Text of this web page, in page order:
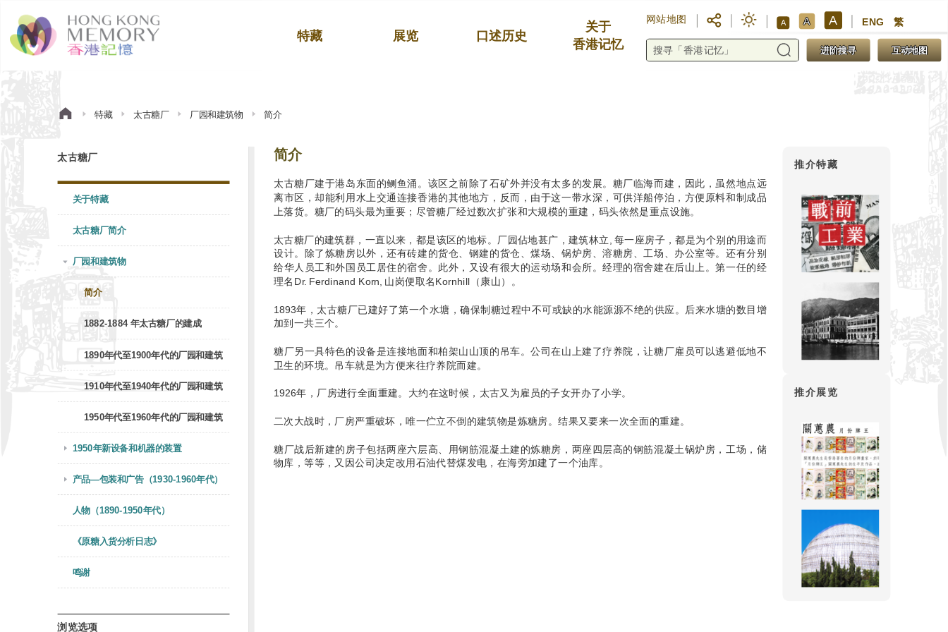
特藏 展览 口述历史
关于
香港记忆
网站地图 A A A ENG 繁
进阶搜寻 互动地图
特藏 太古糖厂 厂园和建筑物 简介
太古糖厂
关于特藏
太古糖厂简介
厂园和建筑物
简介
1882-1884 年太古糖厂的建成
1890年代至1900年代的厂园和建筑
1910年代至1940年代的厂园和建筑
1950年代至1960年代的厂园和建筑
1950年新设备和机器的装置
产品—包装和广告（1930-1960年代）
人物（1890-1950年代）
《原糖入货分析日志》
鸣谢
浏览选项
简介
太古糖厂建于港岛东面的鲗鱼涌。该区之前除了石矿外并没有太多的发展。糖厂临海而建，因此，虽然地点远
离市区，却能利用水上交通连接香港的其他地方，反而，由于这一带水深，可供洋船停泊，方便原料和制成品
上落货。糖厂的码头最为重要；尽管糖厂经过数次扩张和大规模的重建，码头依然是重点设施。
太古糖厂的建筑群，一直以来，都是该区的地标。厂园佔地甚广，建筑林立, 每一座房子，都是为个别的用途而
设计。除了炼糖房以外，还有砖建的货仓、钢建的货仓、煤场、锅炉房、溶糖房、工场、办公室等。还有分别
给华人员工和外国员工居住的宿舍。此外，又设有很大的运动场和会所。经理的宿舍建在后山上。第一任的经
理名Dr. Ferdinand Korn, 山岗便取名Kornhill（康山）。
1893年，太古糖厂已建好了第一个水塘，确保制糖过程中不可或缺的水能源源不绝的供应。后来水塘的数目增
加到一共三个。
糖厂另一具特色的设备是连接地面和柏架山山顶的吊车。公司在山上建了疗养院，让糖厂雇员可以逃避低地不
卫生的环境。吊车就是为方便来往疗养院而建。
1926年，厂房进行全面重建。大约在这时候，太古又为雇员的子女开办了小学。
二次大战时，厂房严重破坏，唯一伫立不倒的建筑物是炼糖房。结果又要来一次全面的重建。
糖厂战后新建的房子包括两座六层高、用钢筋混凝土建的炼糖房，两座四层高的钢筋混凝土锅炉房，工场，储
物库，等等，又因公司决定改用石油代替煤发电，在海旁加建了一个油库。
推介特藏
推介展览